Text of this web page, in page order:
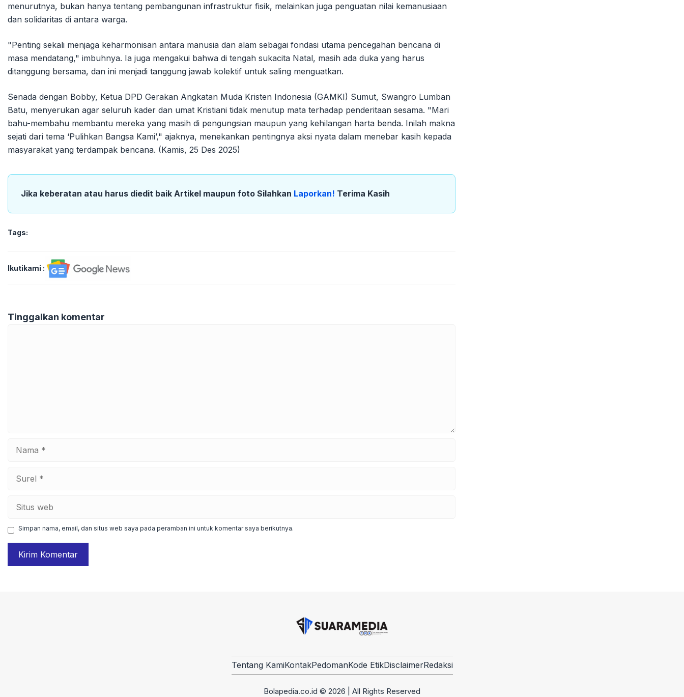
menurutnya, bukan hanya tentang pembangunan infrastruktur fisik, melainkan juga penguatan nilai kemanusiaan
dan solidaritas di antara warga.
"Penting sekali menjaga keharmonisan antara manusia dan alam sebagai fondasi utama pencegahan bencana di
masa mendatang," imbuhnya. Ia juga mengakui bahwa di tengah sukacita Natal, masih ada duka yang harus
ditanggung bersama, dan ini menjadi tanggung jawab kolektif untuk saling menguatkan.
Senada dengan Bobby, Ketua DPD Gerakan Angkatan Muda Kristen Indonesia (GAMKI) Sumut, Swangro Lumban
Batu, menyerukan agar seluruh kader dan umat Kristiani tidak menutup mata terhadap penderitaan sesama. "Mari
bahu-membahu membantu mereka yang masih di pengungsian maupun yang kehilangan harta benda. Inilah makna
sejati dari tema ‘Pulihkan Bangsa Kami’," ajaknya, menekankan pentingnya aksi nyata dalam menebar kasih kepada
masyarakat yang terdampak bencana. (Kamis, 25 Des 2025)
Jika keberatan atau harus diedit baik Artikel maupun foto Silahkan Laporkan! Terima Kasih
Tags:
Ikutikami :
Tinggalkan komentar
Simpan nama, email, dan situs web saya pada peramban ini untuk komentar saya berikutnya.
Tentang KamiKontakPedomanKode EtikDisclaimerRedaksi
Bolapedia.co.id © 2026 | All Rights Reserved